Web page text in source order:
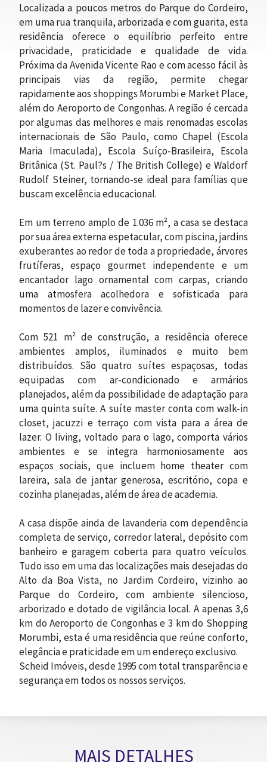
CONTATO
Localizada a poucos metros do Parque do Cordeiro,
em uma rua tranquila, arborizada e com guarita, esta
residência oferece o equilíbrio perfeito entre
privacidade, praticidade e qualidade de vida.
Próxima da Avenida Vicente Rao e com acesso fácil às
principais vias da região, permite chegar
rapidamente aos shoppings Morumbi e Market Place,
além do Aeroporto de Congonhas. A região é cercada
por algumas das melhores e mais renomadas escolas
internacionais de São Paulo, como Chapel (Escola
Maria Imaculada), Escola Suíço-Brasileira, Escola
Britânica (St. Paul?s / The British College) e Waldorf
Rudolf Steiner, tornando-se ideal para famílias que
buscam excelência educacional.
Em um terreno amplo de 1.036 m², a casa se destaca
por sua área externa espetacular, com piscina, jardins
exuberantes ao redor de toda a propriedade, árvores
frutíferas, espaço gourmet independente e um
encantador lago ornamental com carpas, criando
uma atmosfera acolhedora e sofisticada para
momentos de lazer e convivência.
Com 521 m² de construção, a residência oferece
ambientes amplos, iluminados e muito bem
distribuídos. São quatro suítes espaçosas, todas
equipadas com ar-condicionado e armários
planejados, além da possibilidade de adaptação para
uma quinta suíte. A suíte master conta com walk-in
closet, jacuzzi e terraço com vista para a área de
lazer. O living, voltado para o lago, comporta vários
ambientes e se integra harmoniosamente aos
espaços sociais, que incluem home theater com
lareira, sala de jantar generosa, escritório, copa e
cozinha planejadas, além de área de academia.
A casa dispõe ainda de lavanderia com dependência
completa de serviço, corredor lateral, depósito com
banheiro e garagem coberta para quatro veículos.
Tudo isso em uma das localizações mais desejadas do
Alto da Boa Vista, no Jardim Cordeiro, vizinho ao
Parque do Cordeiro, com ambiente silencioso,
arborizado e dotado de vigilância local. A apenas 3,6
km do Aeroporto de Congonhas e 3 km do Shopping
Morumbi, esta é uma residência que reúne conforto,
elegância e praticidade em um endereço exclusivo.
Scheid Imóveis, desde 1995 com total transparência e
segurança em todos os nossos serviços.
MAIS DETALHES